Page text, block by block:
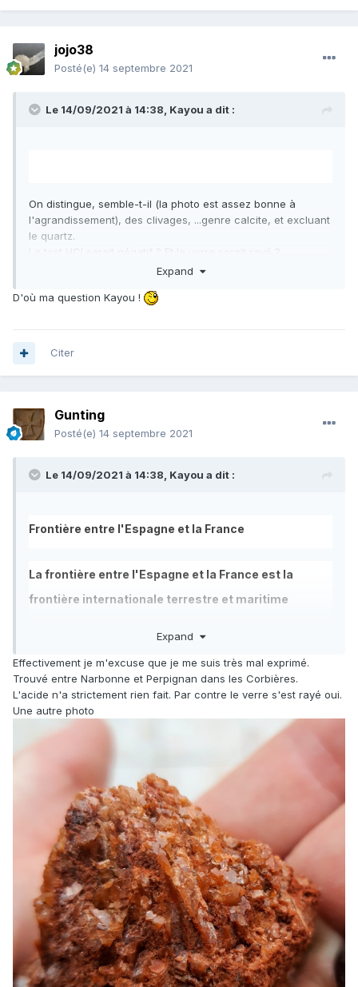
jojo38
Posté(e) 14 septembre 2021
Le 14/09/2021 à 14:38, Kayou a dit :
On distingue, semble-t-il (la photo est assez bonne à
l'agrandissement), des clivages, ...genre calcite, et excluant
le quartz.
Oui, des photos de détail, en macro, permettraient de se
Expand
D'où ma question Kayou !
Citer
Gunting
Posté(e) 14 septembre 2021
Le 14/09/2021 à 14:38, Kayou a dit :
Frontière entre l'Espagne et la France
La frontière entre l'Espagne et la France est la
frontière internationale terrestre et maritime
des Pyrénées, et interrompue par la principauté
d'Andorre, c'est la plus longue frontière terrestre de
la France métropolitaine.
Trouvé dans le sud de la France près de la frontière
...ça laisse de la marge !
On distingue, semble-t-il (la photo est assez bonne à
l'agrandissement), des clivages, ...genre calcite, et excluant
le quartz.
Le test HCl serait négatif ? Et le verre serait rayé ?
Oui, des photos de détail, en macro, permettraient de se
faire une meilleure idée...
Une idée de la densité ?
Expand
Effectivement je m'excuse que je me suis très mal exprimé.
Trouvé entre Narbonne et Perpignan dans les Corbières.
L'acide n'a strictement rien fait. Par contre le verre s'est rayé oui.
Une autre photo